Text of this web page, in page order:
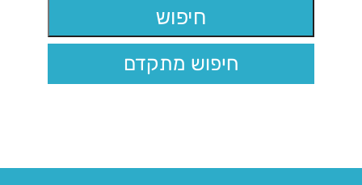
חיפוש מתקדם